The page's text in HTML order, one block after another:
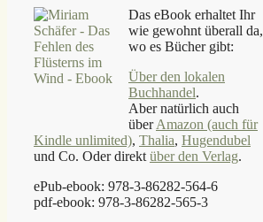
Das eBook erhaltet Ihr
wie gewohnt überall da,
wo es Bücher gibt:
Über den lokalen
Buchhandel.
Aber natürlich auch
überAmazon (auch für
Kindle unlimited), Thalia, Hugendubel
und Co. Oder direkt über den Verlag.
ePub-ebook: 978-3-86282-564-6
pdf-ebook: 978-3-86282-565-3